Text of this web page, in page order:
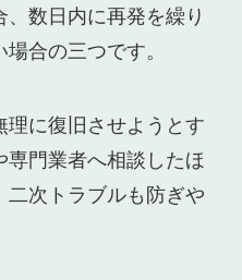
数日内に再発を繰り
合の三つです。
理に復旧させようとす
専門業者へ相談したほ
二次トラブルも防ぎや